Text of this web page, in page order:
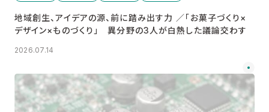
地域創生、アイデアの源、前に踏み出す力 ／「お菓子づくり×
デザイン×ものづくり」 異分野の3人が白熱した議論交わす
2026.07.14